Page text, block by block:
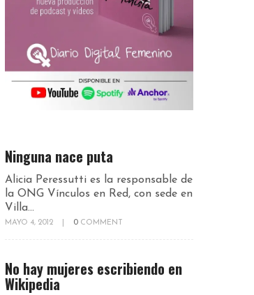
Ninguna nace puta
Alicia Peressutti es la responsable de
la ONG Vínculos en Red, con sede en
Villa...
MAYO 4, 2012 0 COMMENT
No hay mujeres escribiendo en
Wikipedia